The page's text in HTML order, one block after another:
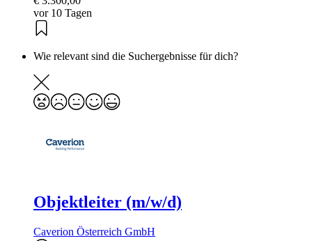
vor 10 Tagen
Wie relevant sind die Suchergebnisse für dich?
Objektleiter (m/w/d)
Caverion Österreich GmbH